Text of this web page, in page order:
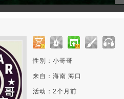
性别：小哥哥
来自：海南 海口
活动：2个月前